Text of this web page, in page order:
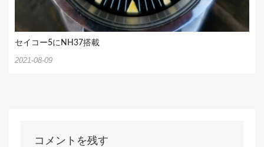
セイコー5にNH37搭載
2021-08-09
コメントを残す